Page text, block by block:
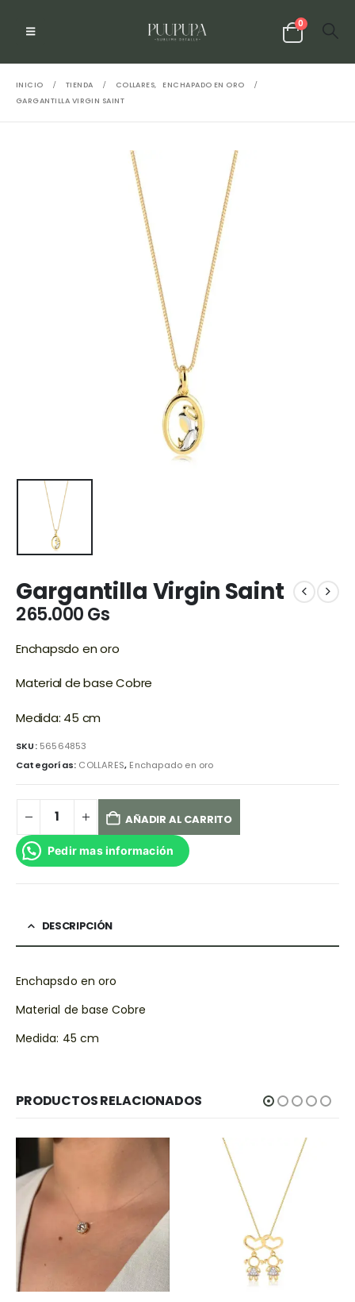
0
INICIO TIENDA COLLARES,
ENCHAPADO EN ORO
GARGANTILLA VIRGIN SAINT
Gargantilla Virgin Saint
265.000Gs
Enchapsdo en oro
Material de base Cobre
Medida: 45 cm
SKU: 56564853
Categorías: COLLARES, Enchapado en oro
AÑADIR AL CARRITO
Pedir mas información
DESCRIPCIÓN
Enchapsdo en oro
Material de base Cobre
Medida: 45 cm
PRODUCTOS RELACIONADOS